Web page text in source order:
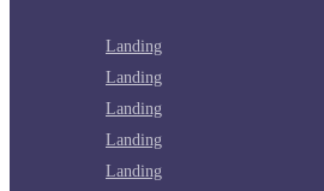
Landing
Landing
Landing
Landing
Landing